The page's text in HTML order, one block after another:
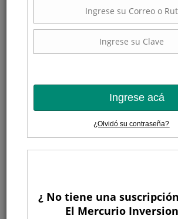
Ingrese acá
¿Olvidó su contraseña?
¿ No tiene una
El Mercurio